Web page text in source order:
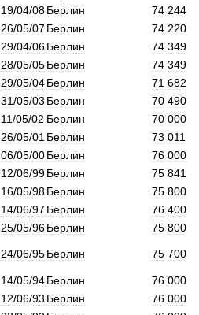
19/04/08Берлин 74 244
26/05/07 Берлин 74 220
29/04/06Берлин 74 349
28/05/05Берлин 74 349
29/05/04Берлин 71 682
31/05/03 Берлин 70 490
11/05/02 Берлин 70 000
26/05/01 Берлин 73 011
06/05/00Берлин 76 000
12/06/99Берлин 75 841
16/05/98Берлин 75 800
14/06/97 Берлин 76 400
25/05/96Берлин 75 800
24/06/95Берлин 75 700
14/05/94Берлин 76 000
12/06/93 Берлин 76 000